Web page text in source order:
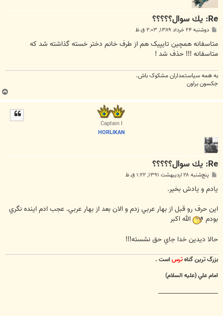
Re: يك سوال؟؟؟؟؟
ت
دوشنبه ۲۴ خرداد ۱۳۸۹, ۲:۰۳ ق.ظ
متاسفانه همچین تایپیک هم از طرف خانم دختر خسته گذاشته شد که
متاسفانه !!! حذف شد !
به همه سياستمداران مشکوک باش.
جکسون براون
Captain I
HORLIKAN
Re: يك سوال؟؟؟؟؟
س
ت
پنج‌شنبه ۲۸ اردیبهشت ۱۳۹۱, ۱:۲۲ ق.ظ
يادم و يادش بخير.
اين حرف رو قبل از بهار عربي زدم و الان بعد از بهار عربي. عجب ادم اينده نگري
بودم
الله اكبر
حالا ديدين خدا جاي حق نشسته!!!
بزرگ ترين گناهترس است .
امام علي (عليه السلام)
________________________